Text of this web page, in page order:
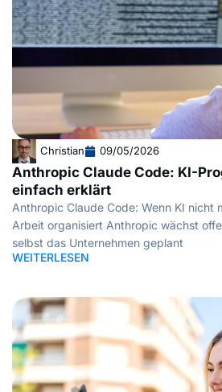
Christian 09/05/2026
Anthropic Claude Code: KI-
einfach erklärt
Anthropic Claude Code: Wenn KI nicht
Arbeit organisiert Anthropic wächst
selbst das Unternehmen geplant
WEITERLESEN